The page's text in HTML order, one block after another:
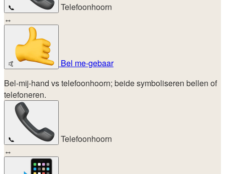
📞
Telefoonhoorn
↔
🤙
Bel me-gebaar
Bel-mij-hand vs telefoonhoorn; beide symboliseren bellen of
telefoneren.
📞
Telefoonhoorn
↔